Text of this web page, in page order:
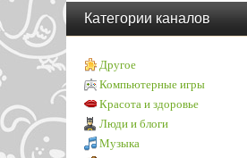
Категории каналов
Другое
Компьютерные игры
Красота и здоровье
Люди и блоги
Музыка